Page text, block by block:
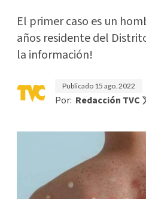
El primer caso es un
años residente del
la información!
Publicado 15 ago. 2022
Por: Redacción TVC